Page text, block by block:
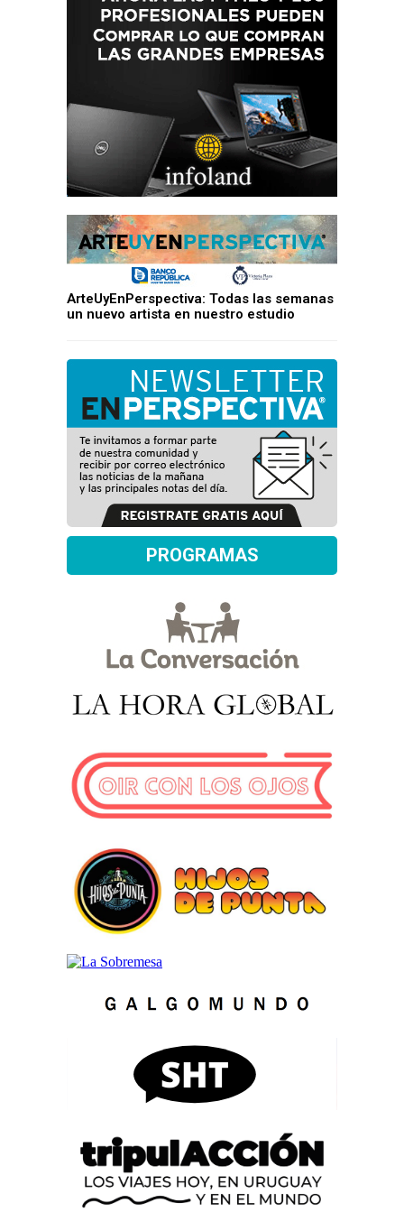
ArteUyEnPerspectiva: Todas las semanas
un nuevo artista en nuestro estudio
PROGRAMAS